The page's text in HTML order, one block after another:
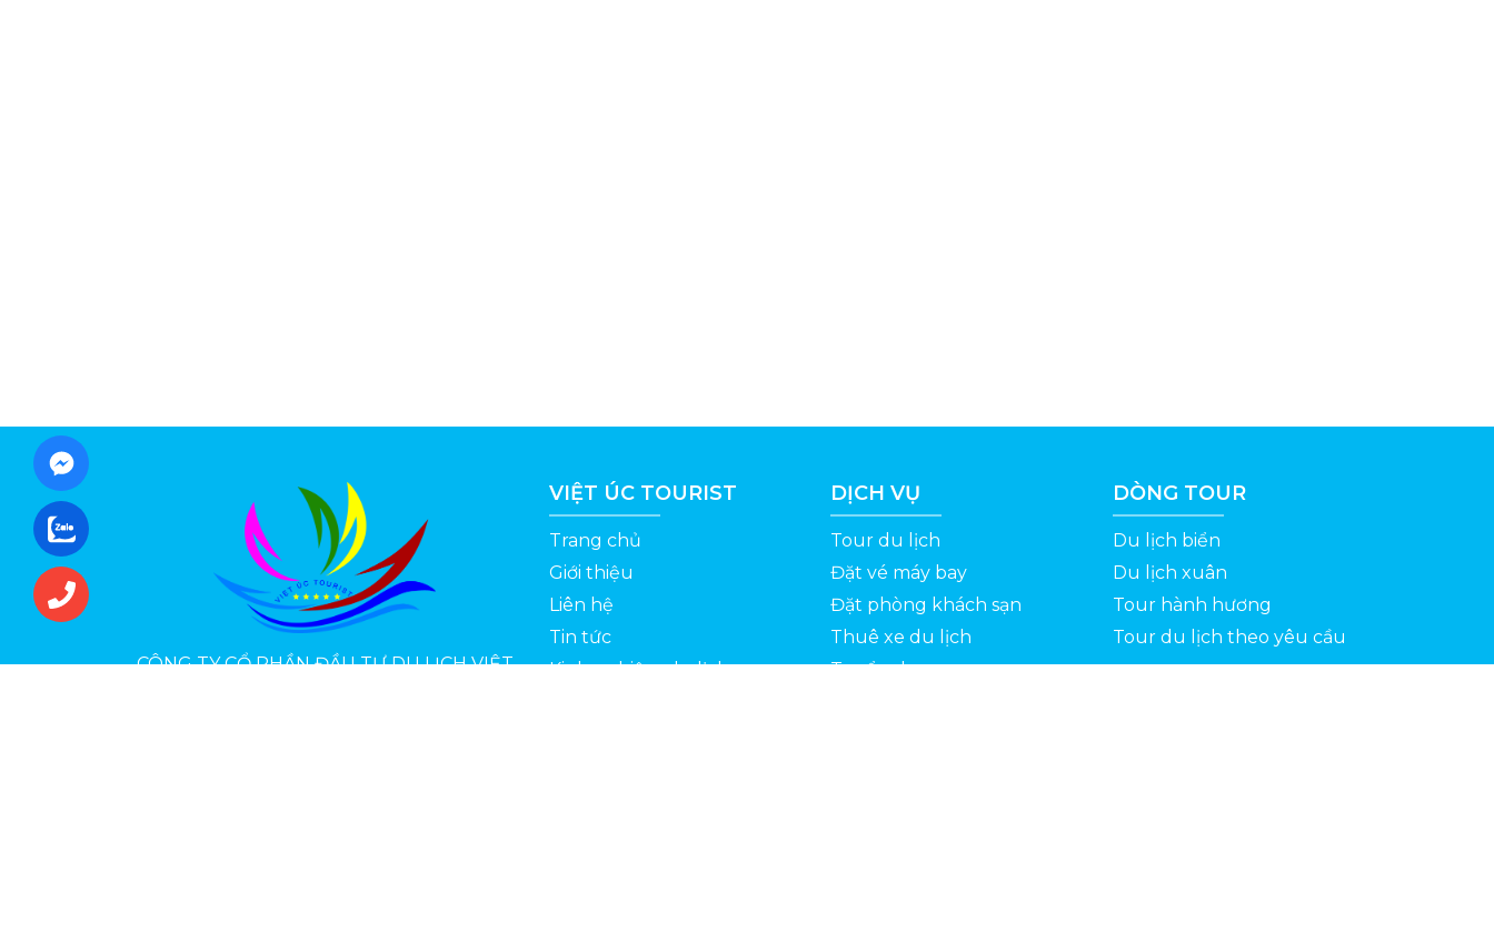
CÔNG TY CỔ PHẦN ĐẦU TƯ DU LỊCH VIỆT
VIỆT ÚC TOURIST
Trang chủ
Giới thiệu
Liên hệ
Tin tức
Kinh nghiệm du lịch
DỊCH VỤ
Tour du lịch
Đặt vé máy bay
Đặt phòng khách sạn
Thuê xe du lịch
Tuyển dụng
DÒNG TOUR
Du lịch biển
Du lịch xuân
Tour hành hương
Tour du lịch theo yêu cầu